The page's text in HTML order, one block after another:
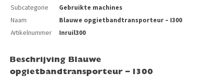
Subcategorie
Gebruikte machines
Naam
Blauwe opgietbandtransporteur – I300
Artikelnummer
Inruil300
Beschrijving Blauwe
opgietbandtransporteur – I300